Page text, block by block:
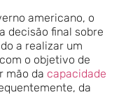
americano, o
decisão final sobre
a realizar um
o objetivo de
mão da capacidade
da